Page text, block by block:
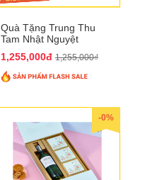
Quà Tặng Trung Thu
Tam Nhật Nguyệt
1,255,000đ 1,255,000₫
-0%